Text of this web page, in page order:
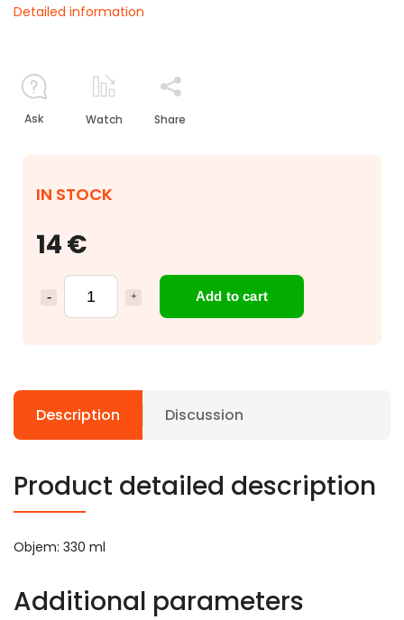
14 €
Add to cart
IN STOCK
Detailed information
Ask Watch Share
Description Discussion
Product detailed description
Objem: 330 ml
Additional parameters